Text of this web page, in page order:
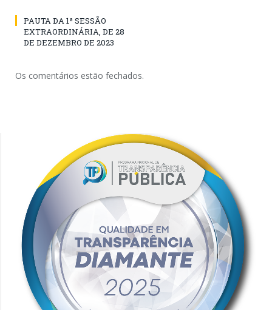
PAUTA DA 1ª SESSÃO
EXTRAORDINÁRIA, DE 28
DE DEZEMBRO DE 2023
Os comentários estão fechados.